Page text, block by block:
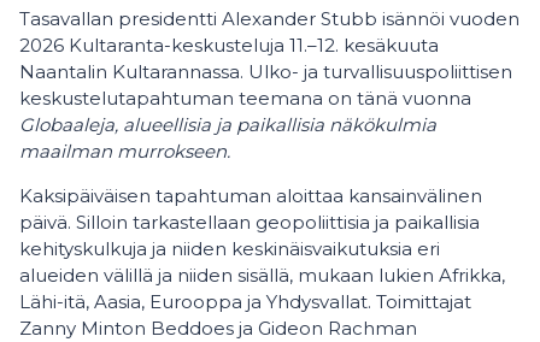
Tasavallan presidentti Alexander Stubb isännöi vuoden
2026 Kultaranta-keskusteluja 11.–12. kesäkuuta
Naantalin Kultarannassa. Ulko- ja turvallisuuspoliittisen
keskustelutapahtuman teemana on tänä vuonna
Globaaleja, alueellisia ja paikallisia näkökulmia
maailman murrokseen.
Kaksipäiväisen tapahtuman aloittaa kansainvälinen
päivä. Silloin tarkastellaan geopoliittisia ja paikallisia
kehityskulkuja ja niiden keskinäisvaikutuksia eri
alueiden välillä ja niiden sisällä, mukaan lukien Afrikka,
Lähi-itä, Aasia, Eurooppa ja Yhdysvallat. Toimittajat
Zanny Minton Beddoes ja Gideon Rachman